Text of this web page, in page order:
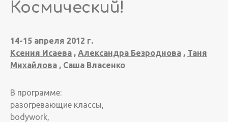
Космический!
14-15 апреля 2012 г.
Ксения Исаева , Александра Безроднова , Таня
Михайлова , Саша Власенко
В программе:
разогревающие классы,
bodywork,